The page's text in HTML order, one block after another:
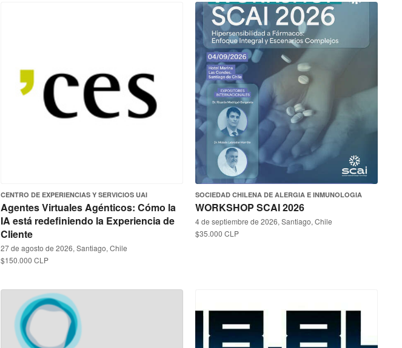
CENTRO DE EXPERIENCIAS Y SERVICIOS UAI
Agentes Virtuales Agénticos: Cómo la
IA está redefiniendo la Experiencia de
Cliente
27 de agosto de 2026, Santiago, Chile
$150.000 CLP
SOCIEDAD CHILENA DE ALERGIA E INMUNOLOGIA
WORKSHOP SCAI 2026
4 de septiembre de 2026, Santiago, Chile
$35.000 CLP